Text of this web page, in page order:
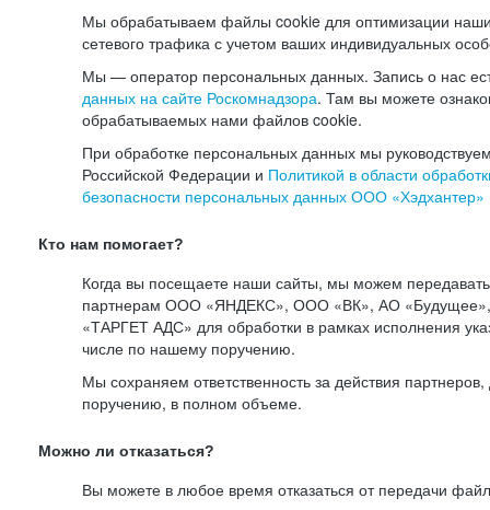
Мы обрабатываем файлы cookie для оптимизации
сетевого трафика с учетом ваших индивидуальных
Мы — оператор персональных данных. Запись о нас
данных на сайте Роскомнадзора. Там вы можете
обрабатываемых нами файлов cookie.
При обработке персональных данных мы
Российской Федерации и Политикой в области
безопасности персональных данных ООО «Хэдхантер»
Кто нам помогает?
Когда вы посещаете наши сайты, мы можем
партнерам ООО «ЯНДЕКС», ООО «ВК», АО
«ТАРГЕТ АДС» для обработки в рамках исполнения
числе по нашему поручению.
Мы сохраняем ответственность за действия
поручению, в полном объеме.
Можно ли отказаться?
Вы можете в любое время отказаться от передачи